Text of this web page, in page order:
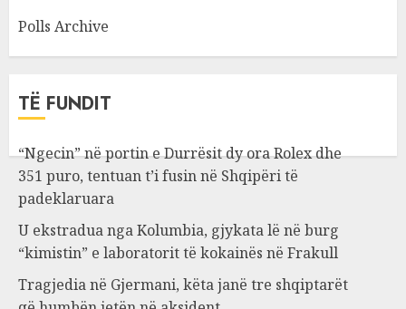
Polls Archive
TË FUNDIT
“Ngecin” në portin e Durrësit dy ora Rolex dhe
351 puro, tentuan t’i fusin në Shqipëri të
padeklaruara
U ekstradua nga Kolumbia, gjykata lë në burg
“kimistin” e laboratorit të kokainës në Frakull
Tragjedia në Gjermani, këta janë tre shqiptarët